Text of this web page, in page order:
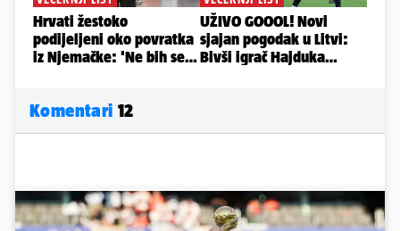
Komentari 12